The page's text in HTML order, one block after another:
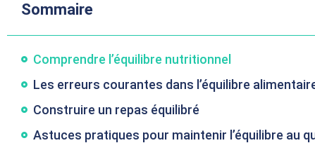
Sommaire
Comprendre l’équilibre nutritionnel
Les erreurs courantes dans l’équilibre
Construire un repas équilibré
Astuces pratiques pour maintenir l’équilibre au